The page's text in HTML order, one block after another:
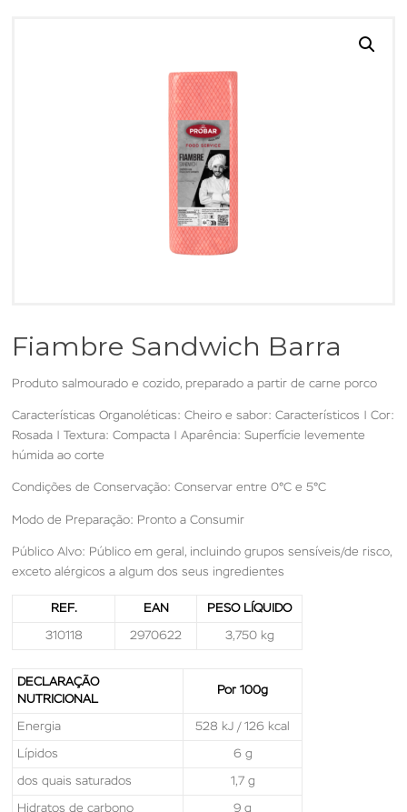
Fiambre Sandwich Barra
Produto salmourado e cozido, preparado a partir de carne porco
Características Organoléticas: Cheiro e sabor: Característicos | Cor:
Rosada | Textura: Compacta | Aparência: Superfície levemente
húmida ao corte
Condições de Conservação: Conservar entre 0°C e 5°C
Modo de Preparação: Pronto a Consumir
Público Alvo: Público em geral, incluindo grupos sensíveis/de risco,
exceto alérgicos a algum dos seus ingredientes
REF. EAN PESO LÍQUIDO
310118 2970622 3,750 kg
DECLARAÇÃO
NUTRICIONAL
Por 100g
Energia 528 kJ / 126 kcal
Lípidos 6 g
dos quais saturados 1,7 g
Hidratos de carbono 9 g